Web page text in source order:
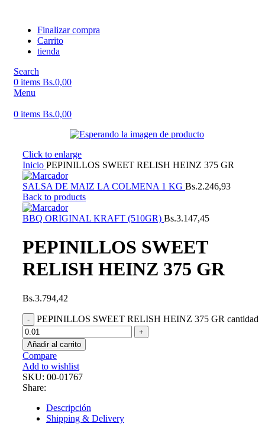
Finalizar compra
Carrito
tienda
Search
0 items Bs.0,00
Menu
0 items Bs.0,00
Click to enlarge
Inicio PEPINILLOS SWEET RELISH HEINZ 375 GR
SALSA DE MAIZ LA COLMENA 1 KG Bs.2.246,93
Back to products
BBQ ORIGINAL KRAFT (510GR) Bs.3.147,45
PEPINILLOS SWEET
RELISH HEINZ 375 GR
Bs.3.794,42
PEPINILLOS SWEET RELISH HEINZ 375 GR cantidad
Añadir al carrito
Compare
Add to wishlist
SKU: 00-01767
Share:
Descripción
Shipping & Delivery